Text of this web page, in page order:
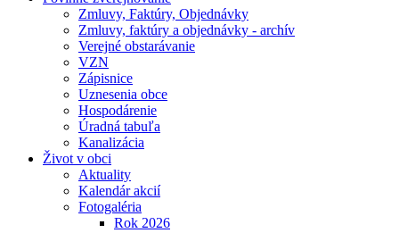
Zmluvy, Faktúry, Objednávky
Zmluvy, faktúry a objednávky - archív
Verejné obstarávanie
VZN
Zápisnice
Uznesenia obce
Hospodárenie
Úradná tabuľa
Kanalizácia
Život v obci
Aktuality
Kalendár akcií
Fotogaléria
Rok 2026